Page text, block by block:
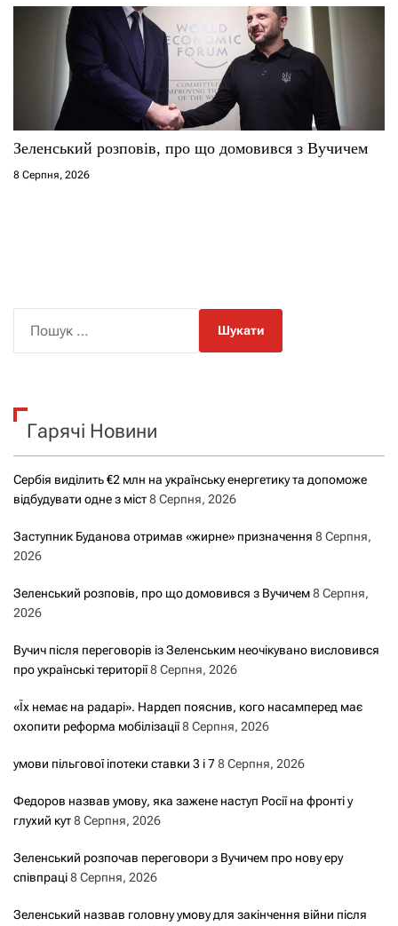
Зеленський розповів, про що домовився з Вучичем
8 Серпня, 2026
к
Гарячі Новини
Сербія виділить €2 млн на українську енергетику та допоможе
відбудувати одне з міст8 Серпня, 2026
Заступник Буданова отримав «жирне» призначення 8 Серпня,
2026
Зеленський розповів, про що домовився з Вучичем8 Серпня,
2026
Вучич після переговорів із Зеленським неочікувано висловився
про українські території8 Серпня, 2026
«Їх немає на радарі». Нардеп пояснив, кого насамперед має
охопити реформа мобілізації8 Серпня, 2026
умови пільгової іпотеки ставки 3 і 78 Серпня, 2026
Федоров назвав умову, яка зажене наступ Росії на фронті у
глухий кут8 Серпня, 2026
Зеленський розпочав переговори з Вучичем про нову еру
співпраці8 Серпня, 2026
Зеленський назвав головну умову для закінчення війни після